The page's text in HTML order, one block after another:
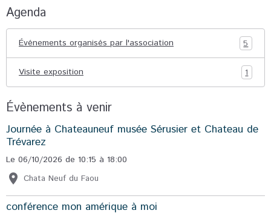
Agenda
Événements organisés par l'association 5
Visite exposition 1
Évènements à venir
Journée à Chateauneuf musée Sérusier et Chateau de
Trévarez
Le 06/10/2026 de 10:15 à 18:00
Chata Neuf du Faou
conférence mon amérique à moi